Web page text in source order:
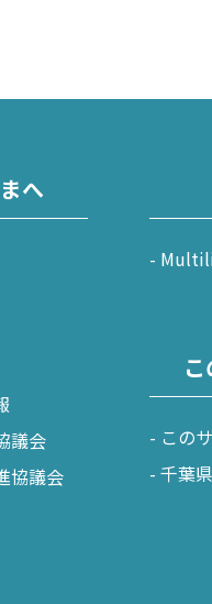
へ
議会
協議会
この
千葉